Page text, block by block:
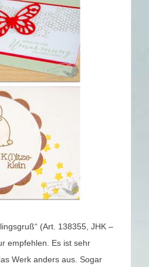
(Art. 138355, JHK –
empfehlen. Es ist sehr
Werk anders aus. Sogar